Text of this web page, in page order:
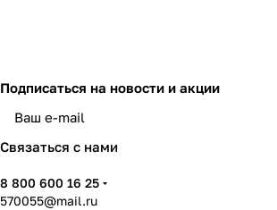
Подписаться на новости и акции
Связаться с нами
8 800 600 16 25
570055@mail.ru